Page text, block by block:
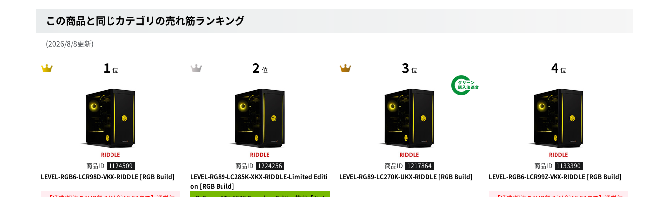
この商品と同じカテゴリの売れ筋ランキング
(2026/8/8更新)
1 位
商品ID 1124509
LEVEL-RGB6-LCR98D-VKX-RIDDLE [RGB Build]
2 位
商品ID 1224256
LEVEL-RG89-LC285K-XKX-RIDDLE-Limited Editi
on [RGB Build]
3 位
商品ID 1217864
LEVEL-RG89-LC270K-UKX-RIDDLE [RGB Build]
4 位
商品ID 1133390
LEVEL-RGB6-LCR99Z-VKX-RIDDLE [RGB Build]